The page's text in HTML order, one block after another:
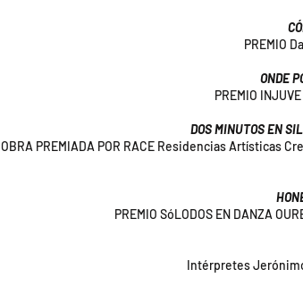
PREMIO
ONDE
PREMIO
DOS MINUTOS EN
OBRA PREMIADA POR RACE Residencias Artísticas
PREMIO SóLODOS EN DANZA
Intérpretes Jerónimo